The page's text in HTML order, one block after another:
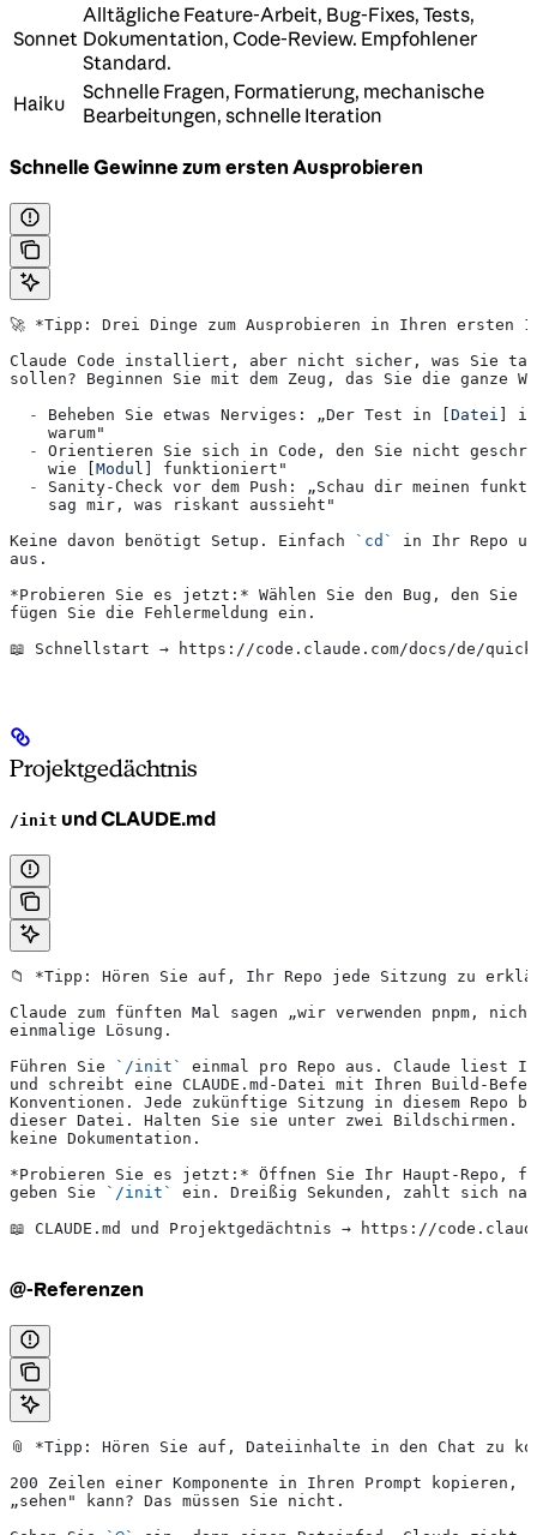
Sonnet
Alltägliche Feature-Arbeit, Bug-Fixes, Tests,
Dokumentation, Code-Review. Empfohlener
Standard.
Haiku
Schnelle Fragen, Formatierung, mechanische
Bearbeitungen, schnelle Iteration
Schnelle Gewinne zum ersten Ausprobieren
🚀 *Tipp: Drei Dinge zum Ausprobieren in Ihren ersten
Claude Code installiert, aber nicht sicher, was Sie
sollen? Beginnen Sie mit dem Zeug, das Sie die ganze
  -
Beheben Sie etwas Nerviges: „Der Test in [ Datei ]
    warum"
  -
Orientieren Sie sich in Code, den Sie nicht
    wie [
Modul ] funktioniert"
  -
Sanity-Check vor dem Push: „Schau dir meinen
    sag mir, was riskant aussieht"
Keine davon benötigt Setup. Einfach
`cd`
in Ihr Repo
aus.
*Probieren Sie es jetzt:* Wählen Sie den Bug, den Sie
fügen Sie die Fehlermeldung ein.
📖 Schnellstart → https://code.claude.com/docs/de/
Projektgedächtnis
/init und CLAUDE.md
📁 *Tipp: Hören Sie auf, Ihr Repo jede Sitzung zu
Claude zum fünften Mal sagen „wir verwenden pnpm,
einmalige Lösung.
Führen Sie
`/init`
einmal pro Repo aus. Claude liest
und schreibt eine CLAUDE.md-Datei mit Ihren Build-
Konventionen. Jede zukünftige Sitzung in diesem Repo
dieser Datei. Halten Sie sie unter zwei
keine Dokumentation.
*Probieren Sie es jetzt:* Öffnen Sie Ihr Haupt-Repo,
geben Sie
`/init`
ein. Dreißig Sekunden, zahlt sich
📖 CLAUDE.md und Projektgedächtnis → https://
@-Referenzen
📎 *Tipp: Hören Sie auf, Dateiinhalte in den Chat zu
200 Zeilen einer Komponente in Ihren Prompt kopieren,
„sehen" kann? Das müssen Sie nicht.